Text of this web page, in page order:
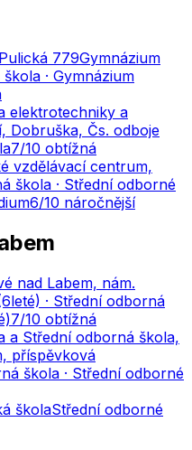
779Gymnázium
· Gymnázium
elektrotechniky a
Dobruška, Čs. odboje
7/10 obtížná
vzdělávací centrum,
škola · Střední odborné
6/10 náročnější
nad Labem, nám.
· Střední odborná
7/10 obtížná
a Střední odborná škola,
příspěvková
škola · Střední odborné
školaStřední odborné